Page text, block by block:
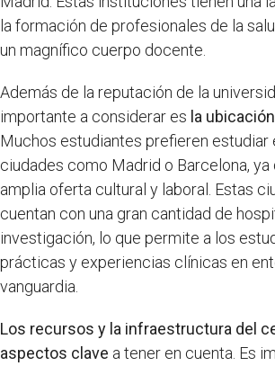
la formación de profesionales de la
un magnífico cuerpo docente.
Además de la reputación de la
importante a considerar es la
Muchos estudiantes prefieren estudiar
ciudades como Madrid o Barcelona, ya
amplia oferta cultural y laboral. Estas
cuentan con una gran cantidad de
investigación, lo que permite a los
prácticas y experiencias clínicas en
vanguardia.
Los recursos y la infraestructura del
aspectos clave a tener en cuenta. Es